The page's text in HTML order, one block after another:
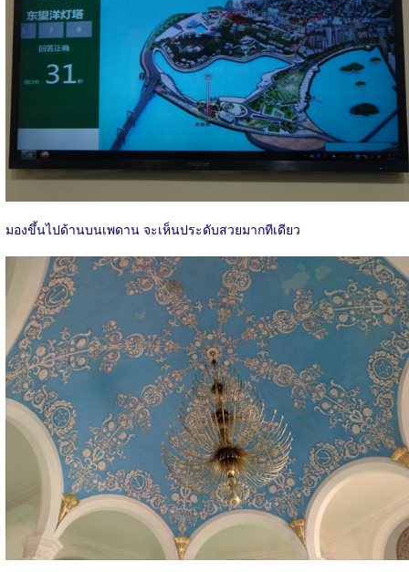
มองขึ้นไปด้านบนเพดาน จะเห็นประดับสวยมากทีเดียว